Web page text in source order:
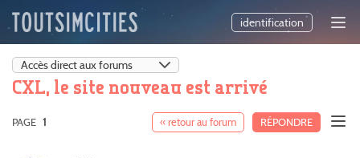
identification
CXL, le site nouveau est arrivé
« retour au forum RÉPONDRE
PAGE 1